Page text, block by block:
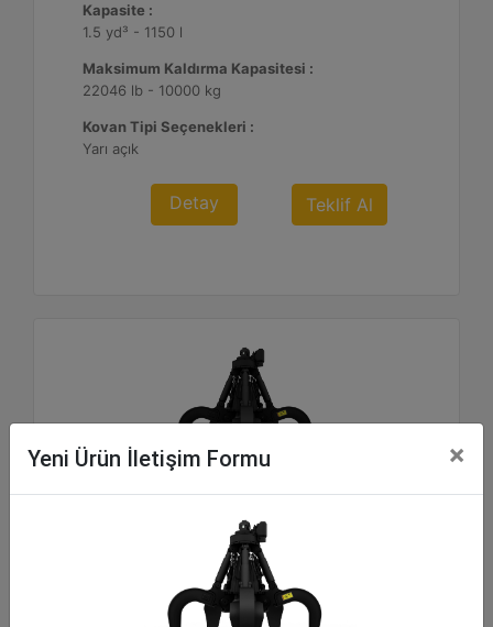
Kapasite :
1.5 yd³ - 1150 l
Maksimum Kaldırma Kapasitesi :
22046 lb - 10000 kg
Kovan Tipi Seçenekleri :
Yarı açık
Detay Teklif Al
GSV525 5 Dişli, 1.150 Litrelik Polip Ataşmanı
1.5 yd³ - 1150 l
Yeni Ürün İletişim Formu ×